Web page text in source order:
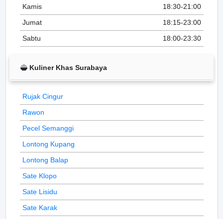
Kamis
18:30-21:00
Jumat
18:15-23:00
Sabtu
18:00-23:30
Kuliner Khas Surabaya
Rujak Cingur
Rawon
Pecel Semanggi
Lontong Kupang
Lontong Balap
Sate Klopo
Sate Lisidu
Sate Karak